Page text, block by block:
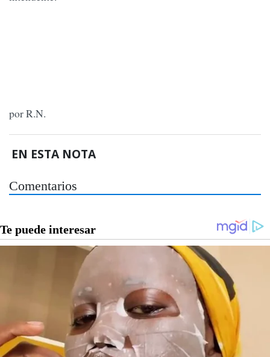
por R.N.
EN ESTA NOTA
Comentarios